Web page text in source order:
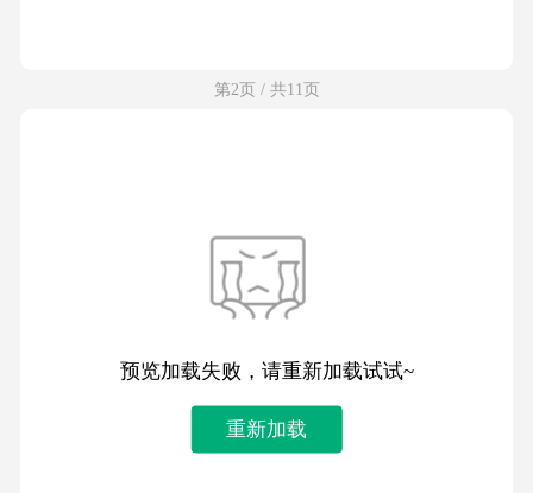
第2页 / 共11页
预览加载失败，请重新加载试试~
重新加载